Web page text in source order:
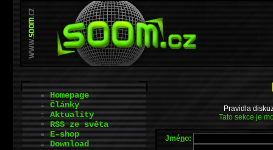
Pravidla
Tato sekce je
Jméno:
Homepage
Články
Aktuality
RSS ze světa
E-shop
Download